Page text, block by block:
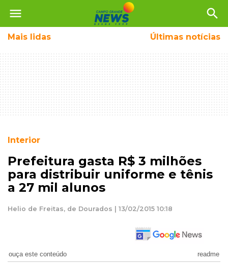
menu search
Mais lidas Últimas notícias
Interior
Prefeitura gasta R$ 3 milhões
para distribuir uniforme e tênis
a 27 mil alunos
Helio de Freitas, de Dourados | 13/02/2015 10:18
ouça este conteúdo readme